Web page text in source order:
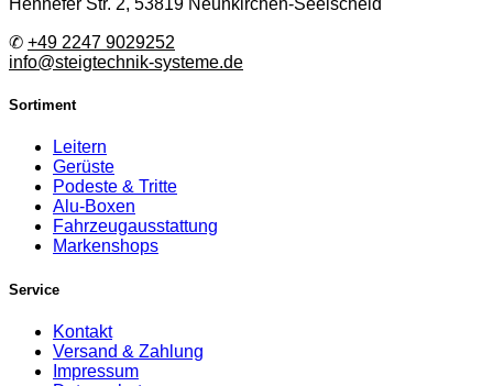
Hennefer Str. 2, 53819 Neunkirchen-Seelscheid
✆ +49 2247 9029252
info@steigtechnik-systeme.de
Sortiment
Leitern
Gerüste
Podeste & Tritte
Alu-Boxen
Fahrzeugausstattung
Markenshops
Service
Kontakt
Versand & Zahlung
Impressum